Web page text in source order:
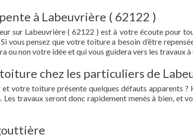
à Labeuvrière ( 62122 )
sur Labeuvrière ( 62122 ) est à votre écoute pour
vous pensez que votre toiture a besoin d’être
ou non votre idée et qui vous guidera vers les travaux
chez les particuliers de
votre toiture présente quelques défauts apparents ?
Les travaux seront donc rapidement menés à bien, et